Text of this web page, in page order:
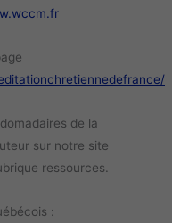
de la
sur notre site
ressources.
: